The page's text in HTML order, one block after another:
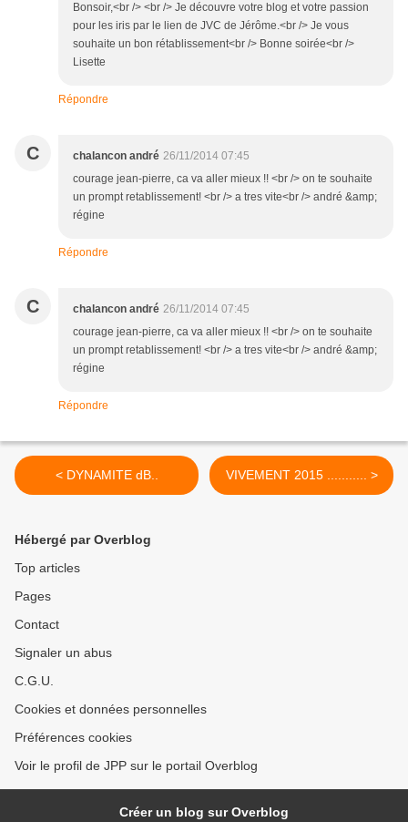
Bonsoir,<br /> <br /> Je découvre votre blog et votre passion
pour les iris par le lien de JVC de Jérôme.<br /> Je vous
souhaite un bon rétablissement<br /> Bonne soirée<br />
Lisette
Répondre
C chalancon andré 26/11/2014 07:45
courage jean-pierre, ca va aller mieux !! <br /> on te souhaite
un prompt retablissement! <br /> a tres vite<br /> andré &amp;
régine
Répondre
C chalancon andré 26/11/2014 07:45
courage jean-pierre, ca va aller mieux !! <br /> on te souhaite
un prompt retablissement! <br /> a tres vite<br /> andré &amp;
régine
Répondre
< DYNAMITE dB.. VIVEMENT 2015 ........... >
Hébergé par Overblog
Top articles
Pages
Contact
Signaler un abus
C.G.U.
Cookies et données personnelles
Préférences cookies
Voir le profil de JPP sur le portail Overblog
Créer un blog sur Overblog